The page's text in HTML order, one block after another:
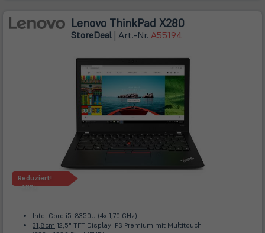
Lenovo ThinkPad X280
StoreDeal | Art.-Nr. A55194
Reduziert!
-48%
Intel Core i5-8350U (4x 1,70 GHz)
31,8cm 12,5" TFT Display IPS Premium mit Multitouch